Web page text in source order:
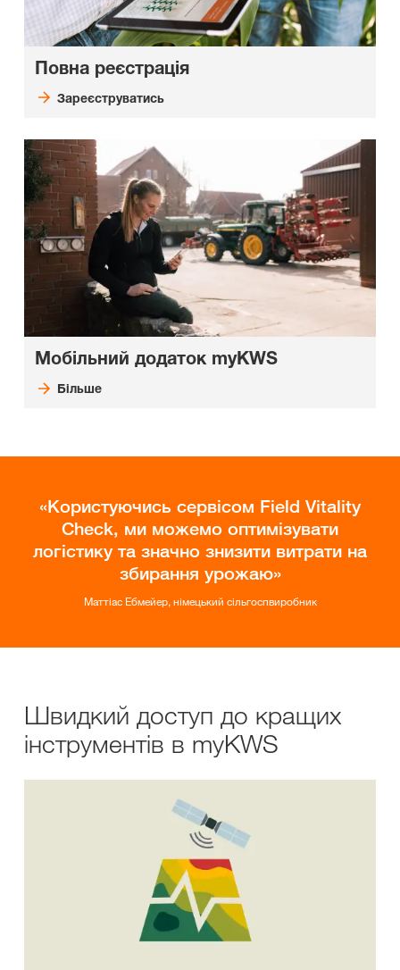
Повна реєстрація
Зареєструватись
Мобільний додаток myKWS
Більше
Користуючись сервісом Field Vitality
Check, ми можемо оптимізувати
логістику та значно знизити витрати на
збирання урожаю
Маттіас Ебмейер, німецький сільгоспвиробник
Швидкий доступ до кращих
інструментів в myKWS